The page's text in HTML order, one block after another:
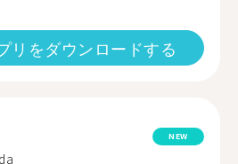
リをダウンロードする
NEW